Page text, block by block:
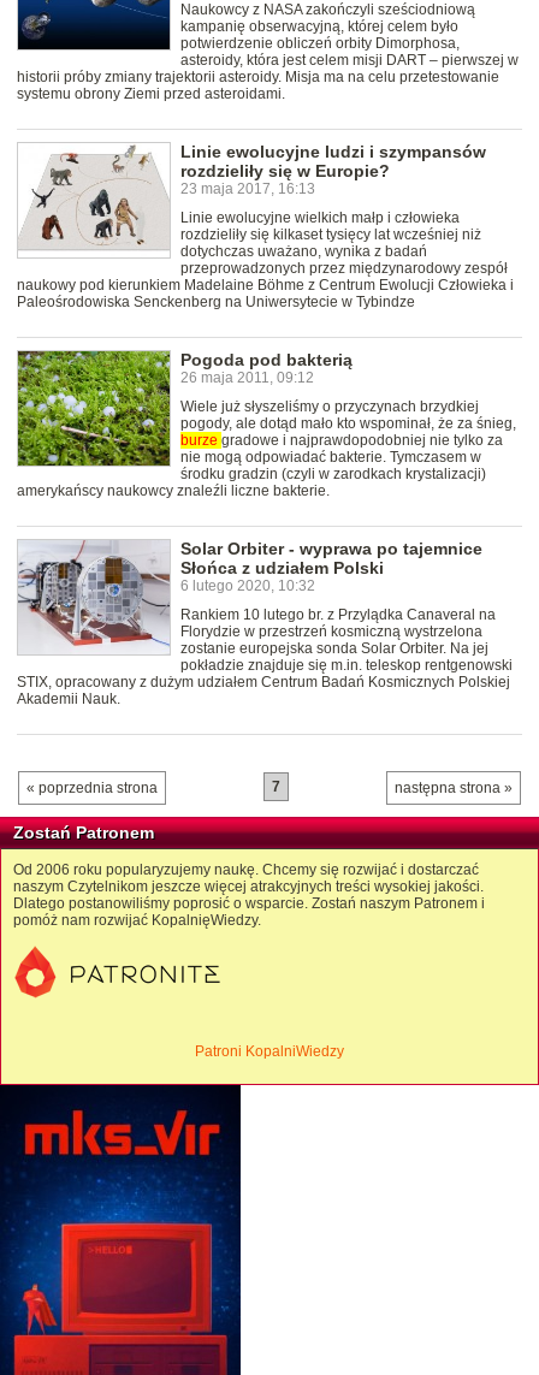
Naukowcy z NASA zakończyli sześciodniową
kampanię obserwacyjną, której celem było
potwierdzenie obliczeń orbity Dimorphosa,
asteroidy, która jest celem misji DART – pierwszej w
historii próby zmiany trajektorii asteroidy. Misja ma na celu przetestowanie
systemu obrony Ziemi przed asteroidami.
Linie ewolucyjne ludzi i szympansów
rozdzieliły się w Europie?
23 maja 2017, 16:13
Linie ewolucyjne wielkich małp i człowieka
rozdzieliły się kilkaset tysięcy lat wcześniej niż
dotychczas uważano, wynika z badań
przeprowadzonych przez międzynarodowy zespół
naukowy pod kierunkiem Madelaine Böhme z Centrum Ewolucji Człowieka i
Paleośrodowiska Senckenberg na Uniwersytecie w Tybindze
Pogoda pod bakterią
26 maja 2011, 09:12
Wiele już słyszeliśmy o przyczynach brzydkiej
pogody, ale dotąd mało kto wspominał, że za śnieg,
burze gradowe i najprawdopodobniej nie tylko za
nie mogą odpowiadać bakterie. Tymczasem w
środku gradzin (czyli w zarodkach krystalizacji)
amerykańscy naukowcy znaleźli liczne bakterie.
Solar Orbiter - wyprawa po tajemnice
Słońca z udziałem Polski
6 lutego 2020, 10:32
Rankiem 10 lutego br. z Przylądka Canaveral na
Florydzie w przestrzeń kosmiczną wystrzelona
zostanie europejska sonda Solar Orbiter. Na jej
pokładzie znajduje się m.in. teleskop rentgenowski
STIX, opracowany z dużym udziałem Centrum Badań Kosmicznych Polskiej
Akademii Nauk.
« poprzednia strona następna strona »
7
Zostań Patronem
Od 2006 roku popularyzujemy naukę. Chcemy się rozwijać i dostarczać
naszym Czytelnikom jeszcze więcej atrakcyjnych treści wysokiej jakości.
Dlatego postanowiliśmy poprosić o wsparcie. Zostań naszym Patronem i
pomóż nam rozwijać KopalnięWiedzy.
Patroni KopalniWiedzy